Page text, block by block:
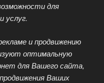
для
услуг.
и продвижению
оптимальную
для Вашего сайта,
Ваших